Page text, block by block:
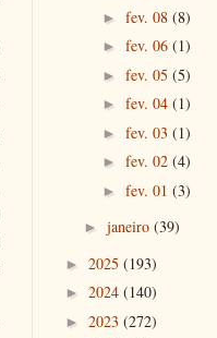
► fev. 08 (8)
► fev. 06 (1)
► fev. 05 (5)
► fev. 04 (1)
► fev. 03 (1)
► fev. 02 (4)
► fev. 01 (3)
► janeiro (39)
► 2025 (193)
► 2024 (140)
► 2023 (272)